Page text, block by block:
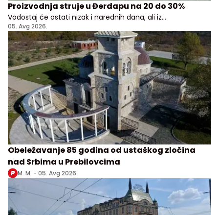
Proizvodnja struje u Đerdapu na 20 do 30%
Vodostaj će ostati nizak i narednih dana, ali iz
Elektroprivrede Srbije uveravaju da građani i privreda
nemaju razloga za brigu
05. Avg 2026.
Obeležavanje 85 godina od ustaškog zločina
nad Srbima u Prebilovcima
M. M. - 05. Avg 2026.